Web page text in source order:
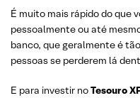
É muito mais rápido do que
pessoalmente ou até
banco, que geralmente é
pessoas se perderem lá
E para investir noTesouro